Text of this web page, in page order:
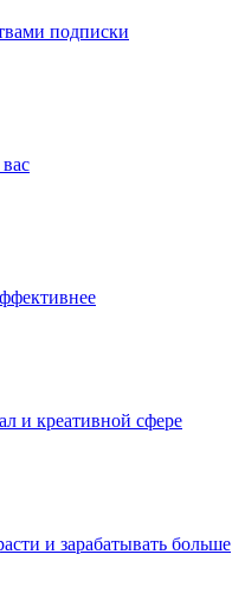
подписки
и креативной сфере
и зарабатывать больше